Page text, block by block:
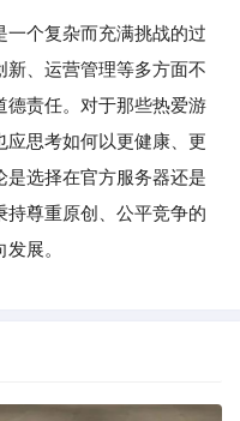
个复杂而充满挑战的过
、运营管理等多方面不
德责任。对于那些热爱游
应思考如何以更健康、更
选择在官方服务器还是
尊重原创、公平竞争的
展。